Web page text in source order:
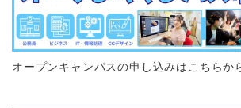
オープンキャンパスの申し込みはこちらか